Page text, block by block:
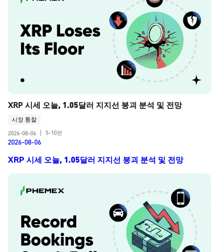
XRP 시세 오늘, 1.05달러 지지선 붕괴 분석 및 전망
시장 통찰
2026-08-06
5-10분
2026-08-06
XRP 시세 오늘, 1.05달러 지지선 붕괴 분석 및 전망